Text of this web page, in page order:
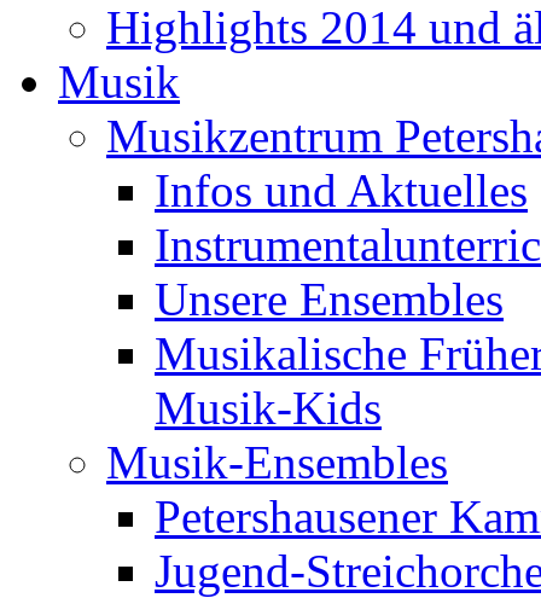
Highlights 2014 und
Musik
Musikzentrum
Infos und Aktuelles
Unsere Ensembles
Musikalische
Musik-Kids
Musik-Ensembles
Petershausener
Jugend-